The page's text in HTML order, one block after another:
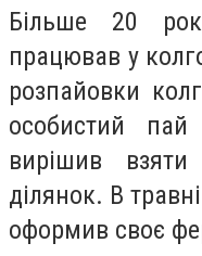
Більше 20
працював у
розпайовки
особистий
вирішив
ділянок. В
оформив своє